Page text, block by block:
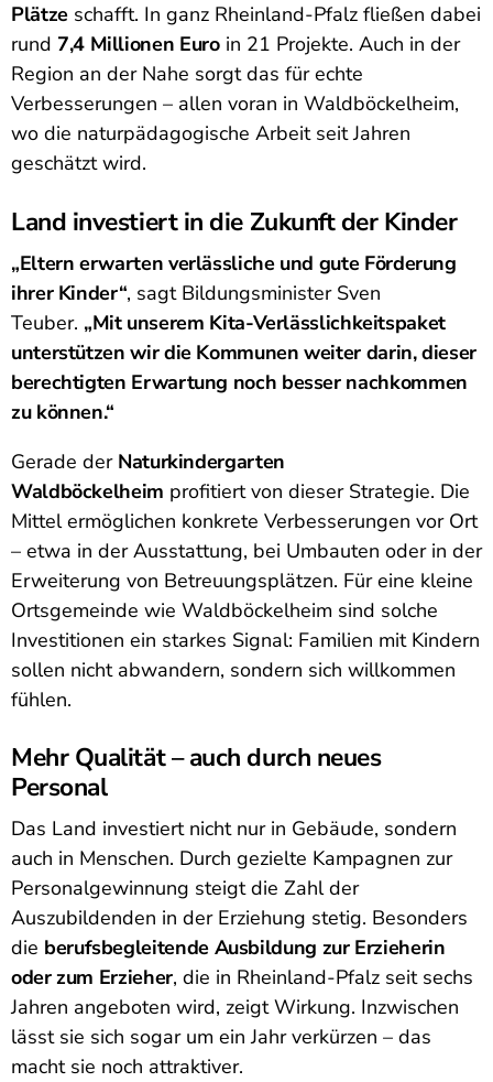
Plätzeschafft. In ganz Rheinland-Pfalz fließen dabei
rund 7,4 Millionen Euroin 21 Projekte. Auch in der
Region an der Nahe sorgt das für echte
Verbesserungen – allen voran in Waldböckelheim,
wo die naturpädagogische Arbeit seit Jahren
geschätzt wird.
Land investiert in die Zukunft der Kinder
„Eltern erwarten verlässliche und gute Förderung
ihrer Kinder“, sagt Bildungsminister Sven
Teuber. „Mit unserem Kita-Verlässlichkeitspaket
unterstützen wir die Kommunen weiter darin, dieser
berechtigten Erwartung noch besser nachkommen
zu können.“
Gerade der Naturkindergarten
Waldböckelheim profitiert von dieser Strategie. Die
Mittel ermöglichen konkrete Verbesserungen vor Ort
– etwa in der Ausstattung, bei Umbauten oder in der
Erweiterung von Betreuungsplätzen. Für eine kleine
Ortsgemeinde wie Waldböckelheim sind solche
Investitionen ein starkes Signal: Familien mit Kindern
sollen nicht abwandern, sondern sich willkommen
fühlen.
Mehr Qualität – auch durch neues
Personal
Das Land investiert nicht nur in Gebäude, sondern
auch in Menschen. Durch gezielte Kampagnen zur
Personalgewinnung steigt die Zahl der
Auszubildenden in der Erziehung stetig. Besonders
die berufsbegleitende Ausbildung zur Erzieherin
oder zum Erzieher, die in Rheinland-Pfalz seit sechs
Jahren angeboten wird, zeigt Wirkung. Inzwischen
lässt sie sich sogar um ein Jahr verkürzen – das
macht sie noch attraktiver.